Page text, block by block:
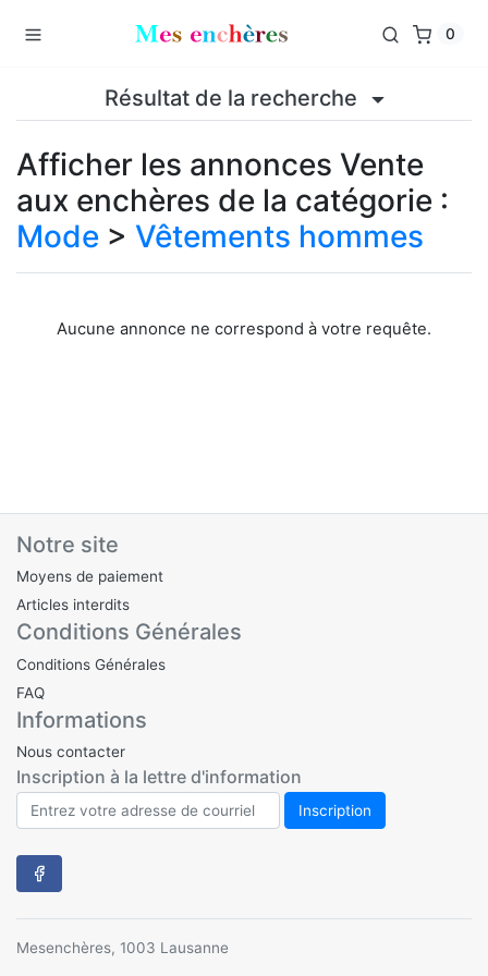
0
Résultat de la recherche
Afficher les annonces Vente
aux enchères de la catégorie :
Mode > Vêtements hommes
Aucune annonce ne correspond à votre requête.
Notre site
Moyens de paiement
Articles interdits
Conditions Générales
Conditions Générales
FAQ
Informations
Nous contacter
Inscription à la lettre d'information
Mesenchères, 1003 Lausanne